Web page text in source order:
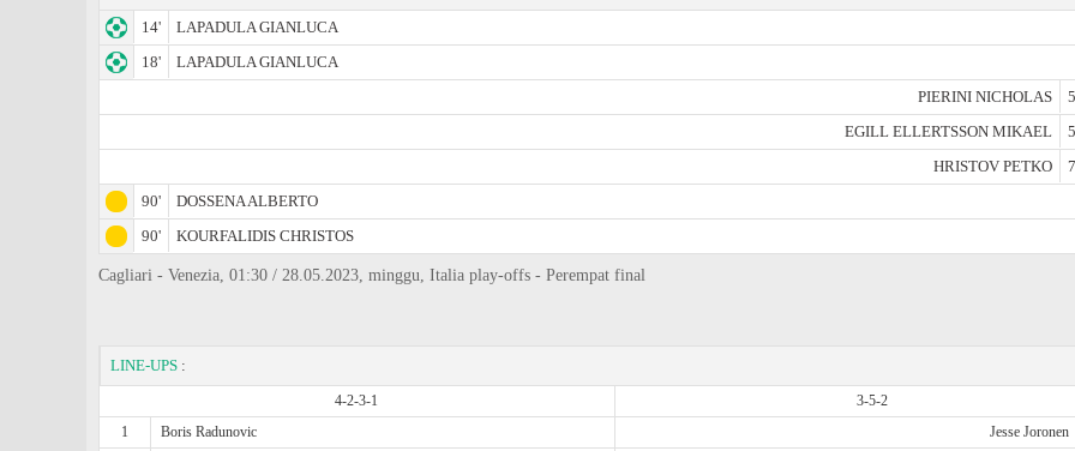
14'
LAPADULA GIANLUCA
18'
LAPADULA GIANLUCA
PIERINI NICHOLAS
EGILL ELLERTSSON MIKAEL
HRISTOV PETKO
90'
DOSSENA ALBERTO
90'
KOURFALIDIS CHRISTOS
Cagliari - Venezia, 01:30 / 28.05.2023, minggu, Italia play-offs - Perempat final
LINE-UPS :
4-2-3-1
3-5-2
1
Boris Radunovic Jesse Joronen